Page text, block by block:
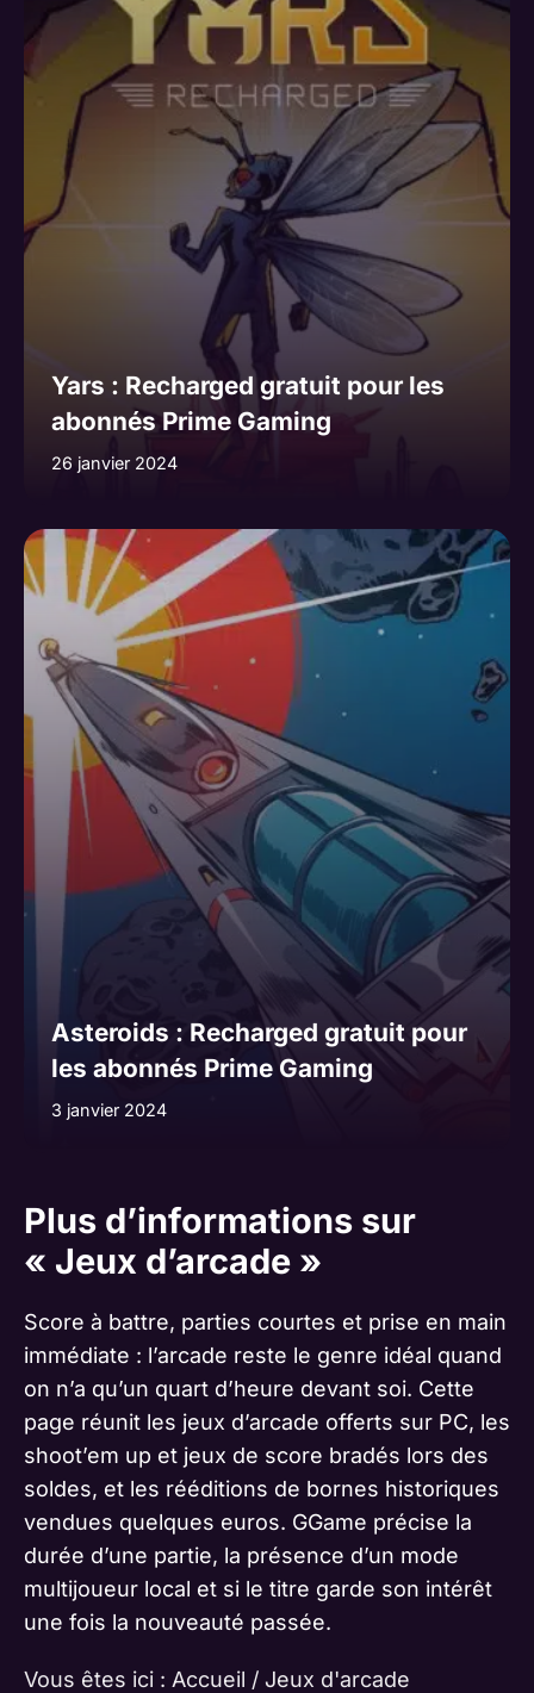
Yars : Recharged gratuit pour les
abonnés Prime Gaming
26 janvier 2024
Asteroids : Recharged gratuit pour
les abonnés Prime Gaming
3 janvier 2024
Plus d’informations sur
« Jeux d’arcade »
Score à battre, parties courtes et prise en main
immédiate : l’arcade reste le genre idéal quand
on n’a qu’un quart d’heure devant soi. Cette
page réunit les jeux d’arcade offerts sur PC, les
shoot’em up et jeux de score bradés lors des
soldes, et les rééditions de bornes historiques
vendues quelques euros. GGame précise la
durée d’une partie, la présence d’un mode
multijoueur local et si le titre garde son intérêt
une fois la nouveauté passée.
Vous êtes ici : Accueil / Jeux d'arcade